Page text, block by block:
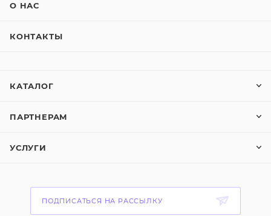
О НАС
КОНТАКТЫ
КАТАЛОГ
ПАРТНЕРАМ
УСЛУГИ
ПОДПИСАТЬСЯ НА РАССЫЛКУ